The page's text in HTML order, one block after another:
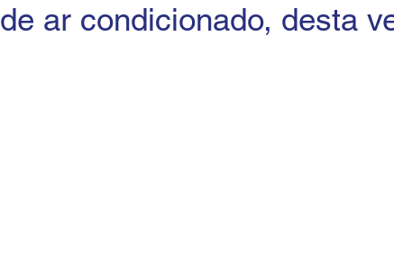
de ar condicionado, desta